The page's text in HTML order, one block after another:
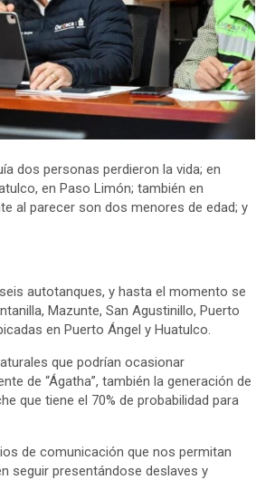
dos personas perdieron la vida; en
en Paso Limón; también en
al parecer son dos menores de edad; y
autotanques, y hasta el momento se
Mazunte, San Agustinillo, Puerto
en Puerto Ángel y Huatulco.
que podrían ocasionar
de “Ágatha”, también la generación de
que tiene el 70% de probabilidad para
de comunicación que nos permitan
seguir presentándose deslaves y